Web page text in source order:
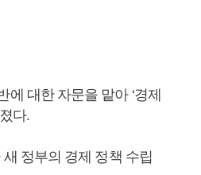
대한 자문을 맡아 ‘경제
다.
정부의 경제 정책 수립